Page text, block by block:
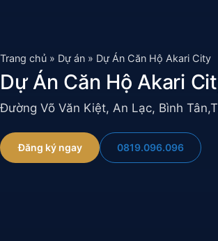
dung
Trang chủ » Dự án » Dự Án Căn Hộ Akari City
Dự Án Căn Hộ Akari
Đường Võ Văn Kiệt, An Lạc, Bình
Đăng ký ngay 0819.096.096